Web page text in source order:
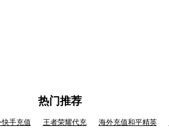
热门推荐
快手充值 王者荣耀代充 海外充值和平精英